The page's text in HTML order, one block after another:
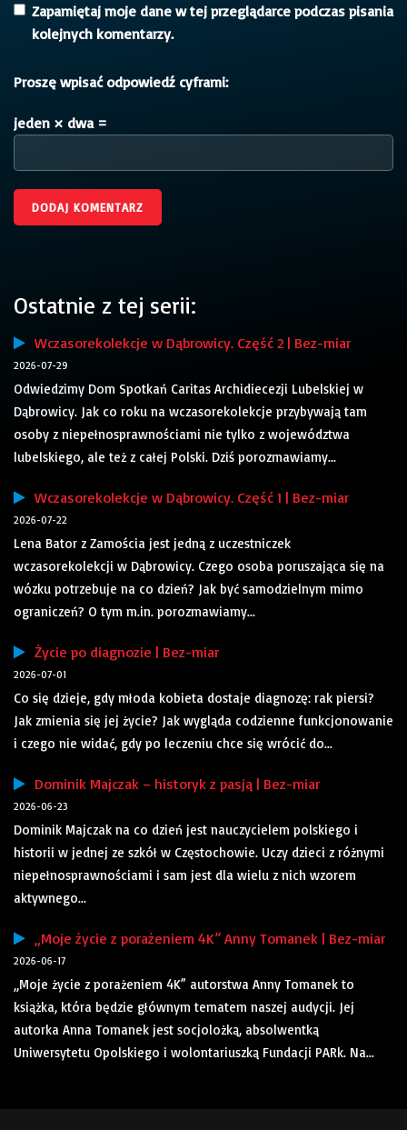
Zapamiętaj moje dane w tej przeglądarce podczas pisania
kolejnych komentarzy.
Proszę wpisać odpowiedź cyframi:
jeden × dwa =
Ostatnie z tej serii:
Wczasorekolekcje w Dąbrowicy. Część 2 | Bez-miar
2026-07-29
Odwiedzimy Dom Spotkań Caritas Archidiecezji Lubelskiej w
Dąbrowicy. Jak co roku na wczasorekolekcje przybywają tam
osoby z niepełnosprawnościami nie tylko z województwa
lubelskiego, ale też z całej Polski. Dziś porozmawiamy...
Wczasorekolekcje w Dąbrowicy. Część 1 | Bez-miar
2026-07-22
Lena Bator z Zamościa jest jedną z uczestniczek
wczasorekolekcji w Dąbrowicy. Czego osoba poruszająca się na
wózku potrzebuje na co dzień? Jak być samodzielnym mimo
ograniczeń? O tym m.in. porozmawiamy...
Życie po diagnozie | Bez-miar
2026-07-01
Co się dzieje, gdy młoda kobieta dostaje diagnozę: rak piersi?
Jak zmienia się jej życie? Jak wygląda codzienne funkcjonowanie
i czego nie widać, gdy po leczeniu chce się wrócić do...
Dominik Majczak – historyk z pasją | Bez-miar
2026-06-23
Dominik Majczak na co dzień jest nauczycielem polskiego i
historii w jednej ze szkół w Częstochowie. Uczy dzieci z różnymi
niepełnosprawnościami i sam jest dla wielu z nich wzorem
aktywnego...
„Moje życie z porażeniem 4K” Anny Tomanek | Bez-miar
2026-06-17
„Moje życie z porażeniem 4K” autorstwa Anny Tomanek to
książka, która będzie głównym tematem naszej audycji. Jej
autorka Anna Tomanek jest socjolożką, absolwentką
Uniwersytetu Opolskiego i wolontariuszką Fundacji PARk. Na...